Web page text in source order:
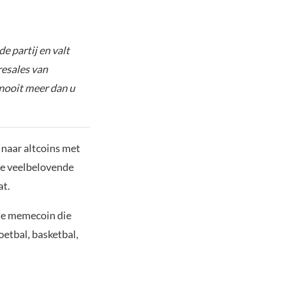
partij en valt
van
meer dan u
altcoins met
veelbelovende
memecoin die
basketbal,